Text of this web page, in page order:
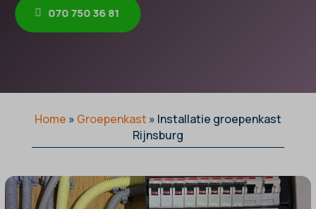
070 750 36 81
Home » Groepenkast » Installatie groepenkast
Rijnsburg